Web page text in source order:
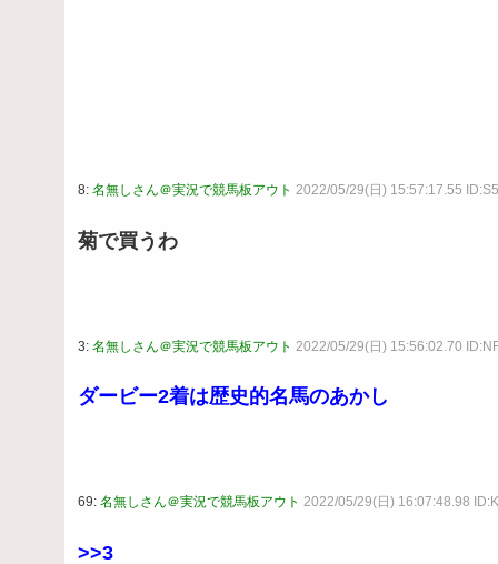
8: 名無しさん＠実況で競馬板アウト 2022/05/29(日) 15:57:17.55
菊で買うわ
3: 名無しさん＠実況で競馬板アウト 2022/05/29(日) 15:56:02.70
ダービー2着は歴史的名馬のあかし
69: 名無しさん＠実況で競馬板アウト 2022/05/29(日) 16:07:48.98
>>3